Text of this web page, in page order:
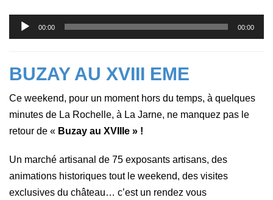
Lecteur
audio
00:00 00:00
BUZAY AU XVIII EME
Ce weekend, pour un moment hors du temps, à quelques
minutes de La Rochelle, à La Jarne, ne manquez pas le
retour de « Buzay au XVIIIe » !
Un marché artisanal de 75 exposants artisans, des
animations historiques tout le weekend, des visites
exclusives du château… c’est un rendez vous